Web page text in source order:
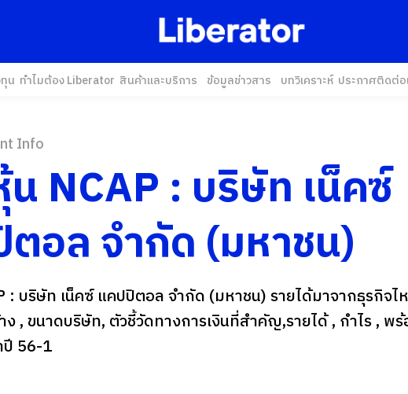
น ทำไมต้อง Liberator สินค้าและบริการ ข้อมูลข่าวสาร บทวิเคราะห์ ประกาศติดต่อ
Info
NCAP : บริษัท เน็คซ์
อล จำกัด (มหาชน)
: บริษัท เน็คซ์ แคปปิตอล จำกัด (มหาชน) รายได้มาจากธุรกิจไ
ง , ขนาดบริษัท, ตัวชี้วัดทางการเงินที่สำคัญ,รายได้ , กำไร , พ
ปี 56-1